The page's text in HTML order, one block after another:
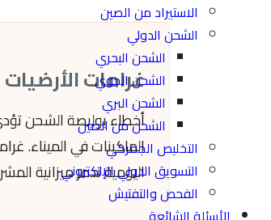
الاستيراد من الصين
الشحن الدولي
الشحن البحري
الشحن الجوي
الشحن البري
الشحن من الصين
التخليص الجمركي
التسويق الدولي الإلكتروني
الفحص والتفتيش
غرامات الأرضيات
أخطاء بوليصة الشحن
الماكينات في الميناء.
اليومية تدمر ميزانية